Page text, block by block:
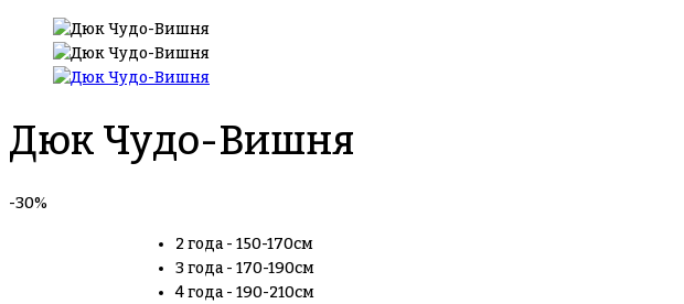
Дюк Чудо-Вишня
-30%
2 года - 150-170см
3 года - 170-190см
4 года - 190-210см